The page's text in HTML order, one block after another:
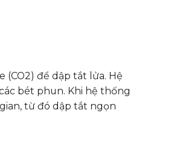
để dập tắt lửa. Hệ
bét phun. Khi hệ thống
từ đó dập tắt ngọn